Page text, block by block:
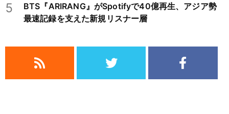
5
BTS『ARIRANG』がSpotifyで40億再生、アジア勢
最速記録を支えた新規リスナー層